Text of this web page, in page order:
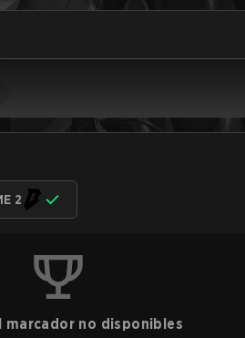
2
marcador no disponibles